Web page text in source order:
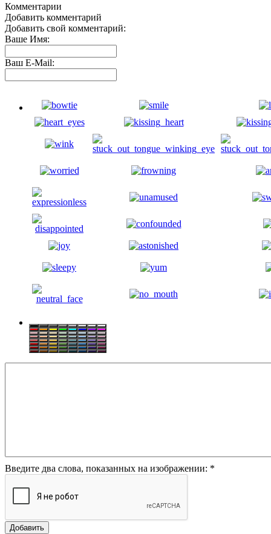
Комментарии
Добавить комментарий
Добавить свой комментарий:
Ваше Имя:
Ваш E-Mail:
Введите два слова, показанных на изображении: *